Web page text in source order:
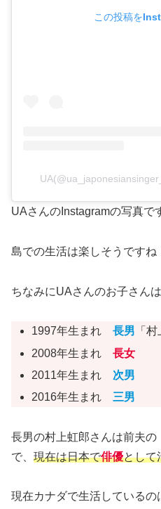
この投稿を
UAさんのInstagramの写真で
島での生活は楽しそうですね
ちなみにUAさんのお子さんは
1997年生まれ長男 「
2008年生まれ長女
2011年生まれ 次男
2016年生まれ 三男
長男の村上虹郎さんは前夫
で、 現在は日本で俳優として
現在カナダで生活しているの